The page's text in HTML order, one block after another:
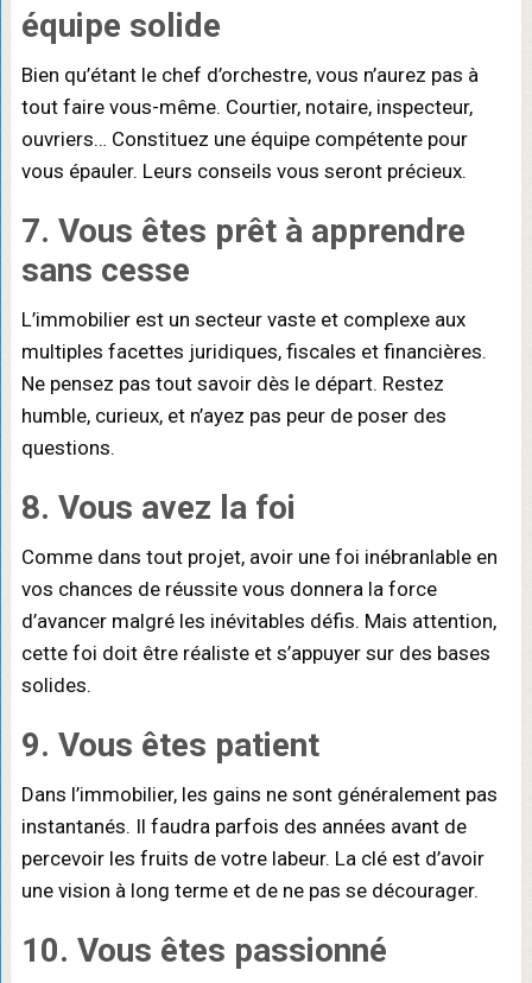
équipe solide
Bien qu’étant le chef d’orchestre, vous n’aurez pas à
tout faire vous-même. Courtier, notaire, inspecteur,
ouvriers… Constituez une équipe compétente pour
vous épauler. Leurs conseils vous seront précieux.
7. Vous êtes prêt à apprendre
sans cesse
L’immobilier est un secteur vaste et complexe aux
multiples facettes juridiques, fiscales et financières.
Ne pensez pas tout savoir dès le départ. Restez
humble, curieux, et n’ayez pas peur de poser des
questions.
8. Vous avez la foi
Comme dans tout projet, avoir une foi inébranlable en
vos chances de réussite vous donnera la force
d’avancer malgré les inévitables défis. Mais attention,
cette foi doit être réaliste et s’appuyer sur des bases
solides.
9. Vous êtes patient
Dans l’immobilier, les gains ne sont généralement pas
instantanés. Il faudra parfois des années avant de
percevoir les fruits de votre labeur. La clé est d’avoir
une vision à long terme et de ne pas se décourager.
10. Vous êtes passionné